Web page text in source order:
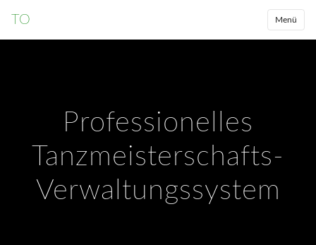
TO Menü
Professionelles
Tanzmeisterschafts-
Verwaltungssystem